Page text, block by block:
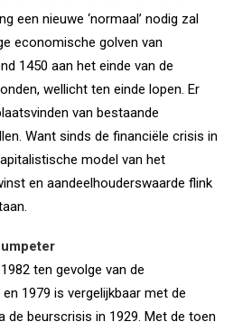
een nieuwe ‘normaal’ nodig zal
economische golven van
1450 aan het einde van de
wellicht ten einde lopen. Er
van bestaande
Want sinds de financiële crisis in
model van het
en aandeelhouderswaarde flink
ten gevolge van de
1979 is vergelijkbaar met de
de beurscrisis in 1929. Met de toen